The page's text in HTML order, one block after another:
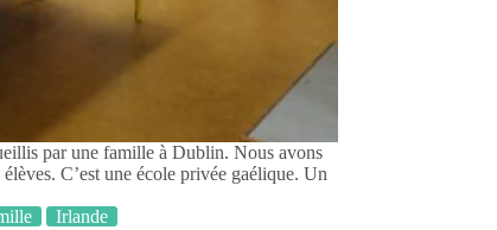
par une famille à Dublin. Nous avons
C’est une école privée gaélique. Un
Irlande